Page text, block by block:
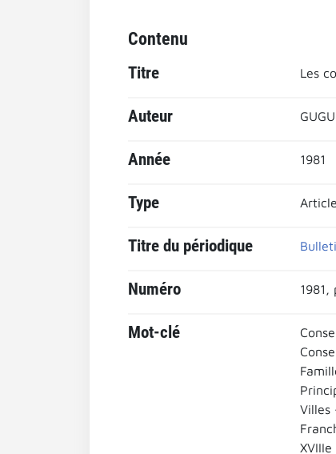
Contenu
Titre Les
Auteur
Année 1981
Type Article
Titre du périodique
Numéro 1981,
Mot-clé
Villes
XVIIIe